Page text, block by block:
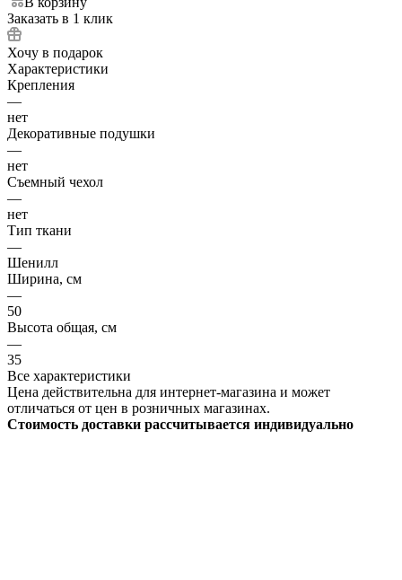
Заказать в 1 клик
Хочу в подарок
Характеристики
Крепления
—
нет
Декоративные подушки
—
нет
Съемный чехол
—
нет
Тип ткани
—
Шенилл
Ширина, см
—
50
Высота общая, см
—
35
Все характеристики
Цена действительна для интернет-магазина и может
отличаться от цен в розничных магазинах.
Стоимость доставки рассчитывается индивидуально